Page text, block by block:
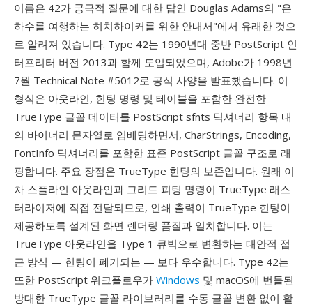
이름은 42가 궁극적 질문에 대한 답인 Douglas Adams의 "은
하수를 여행하는 히치하이커를 위한 안내서"에서 유래한 것으
로 알려져 있습니다. Type 42는 1990년대 중반 PostScript 인
터프리터 버전 2013과 함께 도입되었으며, Adobe가 1998년
7월 Technical Note #5012로 공식 사양을 발표했습니다. 이
형식은 아웃라인, 힌팅 명령 및 테이블을 포함한 완전한
TrueType 글꼴 데이터를 PostScript sfnts 딕셔너리 항목 내
의 바이너리 문자열로 임베딩하면서, CharStrings, Encoding,
FontInfo 딕셔너리를 포함한 표준 PostScript 글꼴 구조로 래
핑합니다. 주요 장점은 TrueType 힌팅의 보존입니다. 원래 이
차 스플라인 아웃라인과 그리드 피팅 명령이 TrueType 래스
터라이저에 직접 전달되므로, 인쇄 출력이 TrueType 힌팅이
제공하도록 설계된 화면 렌더링 품질과 일치합니다. 이는
TrueType 아웃라인을 Type 1 큐빅으로 변환하는 대안적 접
근 방식 — 힌팅이 폐기되는 — 보다 우수합니다. Type 42는
또한 PostScript 워크플로우가 Windows 및 macOS에 번들된
방대한 TrueType 글꼴 라이브러리를 수동 글꼴 변환 없이 활